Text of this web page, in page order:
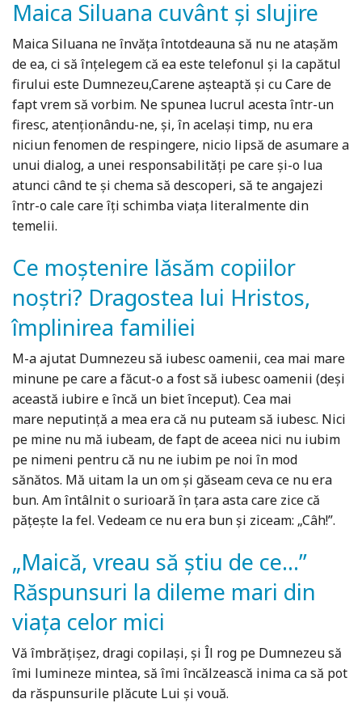
Maica Siluana cuvânt și slujire
Maica Siluana ne învăța întotdeauna să nu ne atașăm
de ea, ci să înțelegem că ea este telefonul și la capătul
firului este Dumnezeu,Carene așteaptă și cu Care de
fapt vrem să vorbim. Ne spunea lucrul acesta într-un
firesc, atenționându-ne, și, în același timp, nu era
niciun fenomen de respingere, nicio lipsă de asumare a
unui dialog, a unei responsabilități pe care și-o lua
atunci când te și chema să descoperi, să te angajezi
într-o cale care îți schimba viața literalmente din
temelii.
Ce moștenire lăsăm copiilor
noștri? Dragostea lui Hristos,
împlinirea familiei
M-a ajutat Dumnezeu să iubesc oamenii, cea mai mare
minune pe care a făcut-o a fost să iubesc oamenii (deși
această iubire e încă un biet început). Cea mai
mare neputință a mea era că nu puteam să iubesc. Nici
pe mine nu mă iubeam, de fapt de aceea nici nu iubim
pe nimeni pentru că nu ne iubim pe noi în mod
sănătos. Mă uitam la un om și găseam ceva ce nu era
bun. Am întâlnit o surioară în țara asta care zice că
pățește la fel. Vedeam ce nu era bun și ziceam: „Câh!”.
„Maică, vreau să știu de ce...”
Răspunsuri la dileme mari din
viața celor mici
Vă îmbrățișez, dragi copilași, și Îl rog pe Dumnezeu să
îmi lumineze mintea, să îmi încălzească inima ca să pot
da răspunsurile plăcute Lui și vouă.